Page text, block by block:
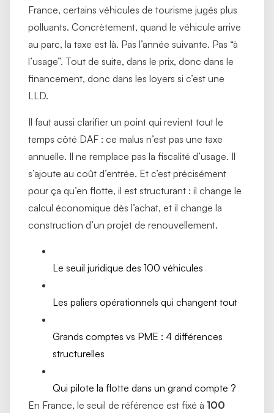
France, certains véhicules de tourisme jugés plus
polluants. Concrètement, quand le véhicule arrive
au parc, la taxe est là. Pas l’année suivante. Pas “à
l’usage”. Tout de suite, dans le prix, donc dans le
financement, donc dans les loyers si c’est une
LLD.
Il faut aussi clarifier un point qui revient tout le
temps côté DAF : ce malus n’est pas une taxe
annuelle. Il ne remplace pas la fiscalité d’usage. Il
s’ajoute au coût d’entrée. Et c’est précisément
pour ça qu’en flotte, il est structurant : il change le
calcul économique dès l’achat, et il change la
construction d’un projet de renouvellement.
Le seuil juridique des 100 véhicules
Les paliers opérationnels qui changent tout
Grands comptes vs PME : 4 différences
structurelles
Qui pilote la flotte dans un grand compte ?
En France, le seuil de référence est fixé à 100